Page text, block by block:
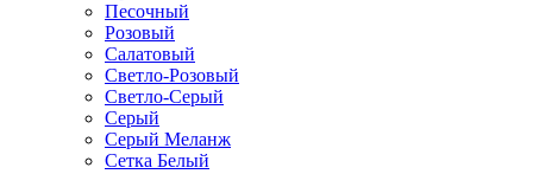
Песочный
Розовый
Салатовый
Светло-Розовый
Светло-Серый
Серый
Серый Меланж
Сетка Белый